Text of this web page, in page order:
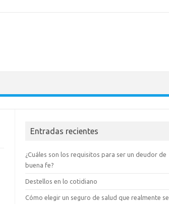
Entradas recientes
¿Cuáles son los requisitos para ser un deudor de
buena fe?
Destellos en lo cotidiano
Cómo elegir un seguro de salud que realmente se